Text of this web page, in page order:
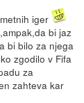
iger
bi jaz
bi bilo za njega
zgodilo v Fifa
za
zahteva kar